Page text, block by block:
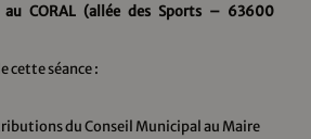
au CORAL (allée des Sports – 63600
cette séance :
du Conseil Municipal au Maire